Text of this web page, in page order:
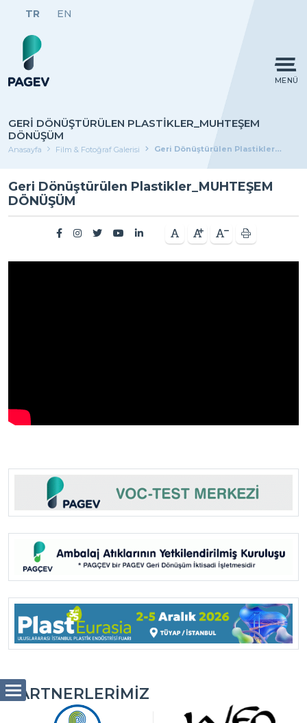
TR EN
MENÜ
GERI DÖNÜŞTÜRÜLEN PLASTIKLER_MUHTEŞEM
DÖNÜŞÜM
Anasayfa Film & Fotoğraf Galerisi Geri Dönüştürülen Plastikler_MUHTEŞEM DÖNÜŞÜM
Geri Dönüştürülen Plastikler_MUHTEŞEM
DÖNÜŞÜM
PARTNERLERIMIZ